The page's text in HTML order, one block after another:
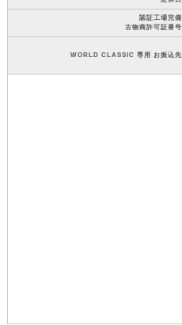
認証工場完備
古物商許可証番号
WORLD CLASSIC 専用 お振込先